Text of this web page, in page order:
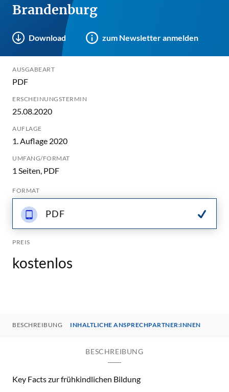
Brandenburg
Download zum Newsletter anmelden
AUSGABEART
PDF
ERSCHEINUNGSTERMIN
25.08.2020
AUFLAGE
1. Auflage 2020
UMFANG/FORMAT
1 Seiten, PDF
FORMAT
PDF
PREIS
kostenlos
BESCHREIBUNG INHALTLICHE ANSPRECHPARTNER:INNEN
BESCHREIBUNG
Key Facts zur frühkindlichen Bildung